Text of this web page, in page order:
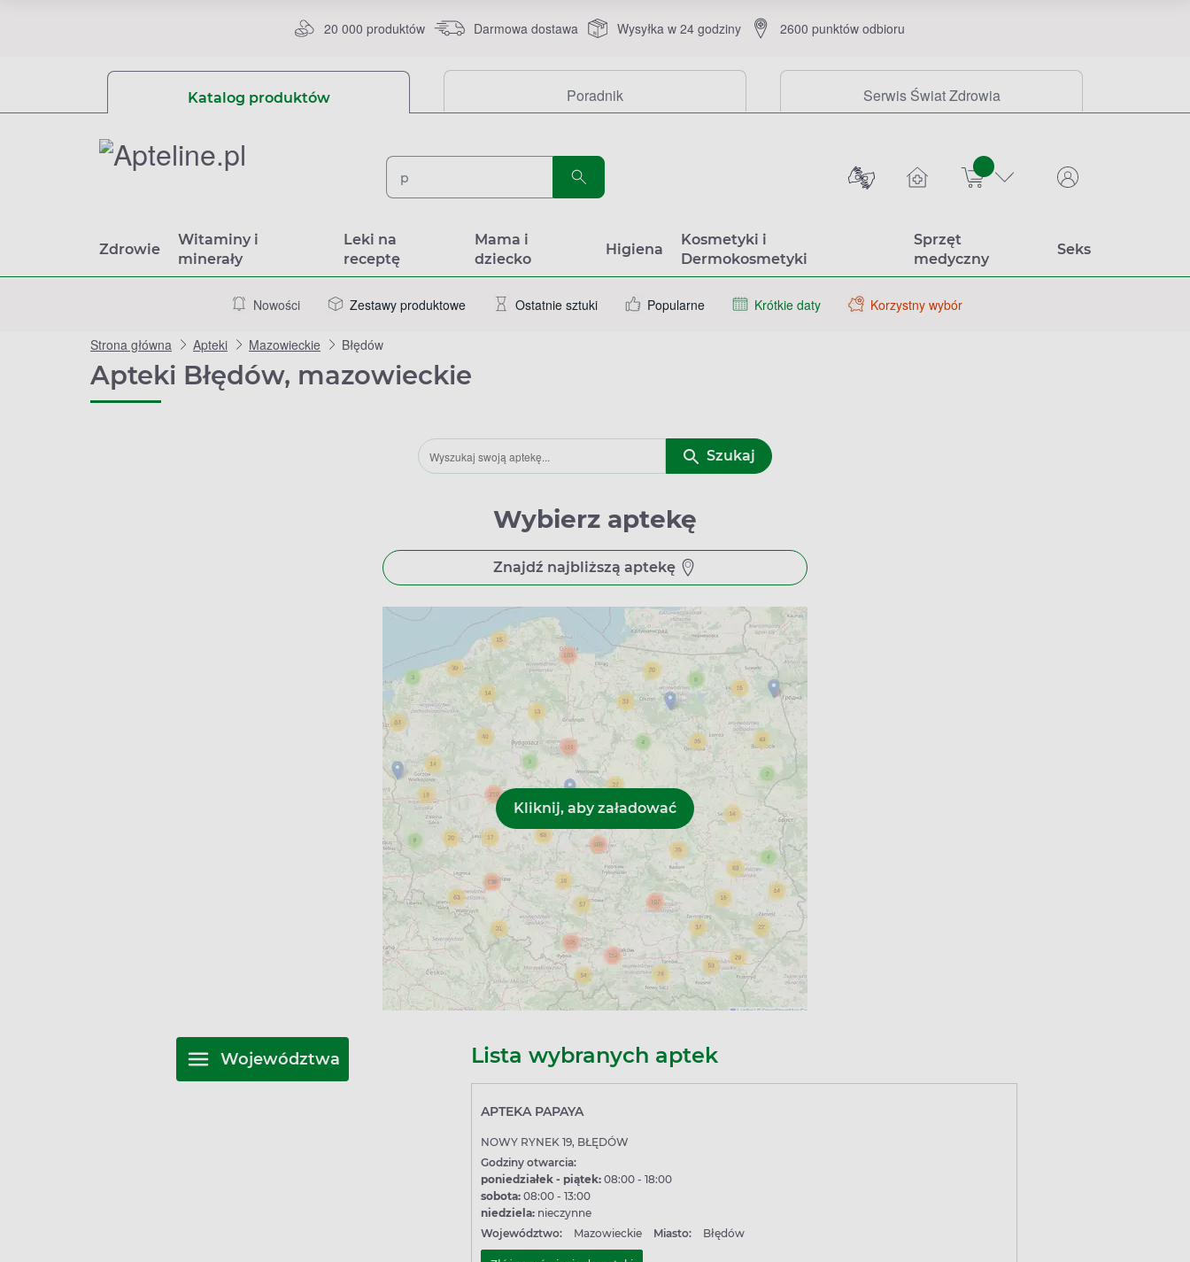
20 000 produktów Darmowa dostawa Wysyłka w 24 godziny 2600 punktów odbioru
Katalog produktów Poradnik Serwis Świat Zdrowia
sztuk
Zdrowie
Witaminy i
minerały
Leki na
receptę
Mama i
dziecko
Higiena
Kosmetyki i
Dermokosmetyki
Sprzęt
medyczny
Seks
Nowości Zestawy produktowe Ostatnie sztuki Popularne Krótkie daty Korzystny wybór
Strona główna Apteki Mazowieckie Błędów
Apteki Błędów, mazowieckie
Szukaj
Wybierz aptekę
Znajdź najbliższą aptekę
Województwa Lista wybranych aptek
APTEKA PAPAYA
NOWY RYNEK 19, BŁĘDÓW
Godziny otwarcia:
poniedziałek - piątek:08:00 - 18:00
sobota:08:00 - 13:00
niedziela:nieczynne
Województwo:
Mazowieckie Miasto: Błędów